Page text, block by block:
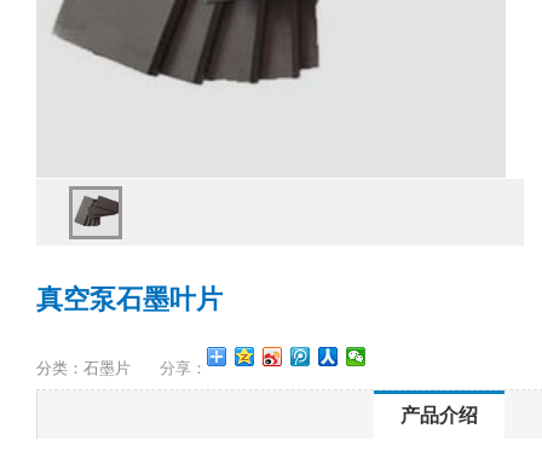
真空泵石墨叶片
分类：石墨片 分享：
产品介绍